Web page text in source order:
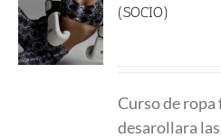
(SOCIO)
Curso de
desarollara